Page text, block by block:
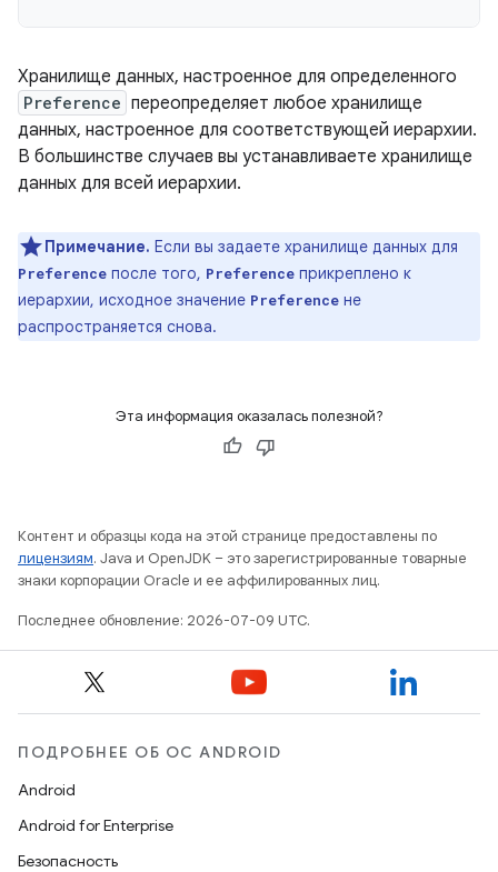
Хранилище данных, настроенное для определенного
Preference переопределяет любое хранилище
данных, настроенное для соответствующей иерархии.
В большинстве случаев вы устанавливаете хранилище
данных для всей иерархии.
Примечание. Если вы задаете хранилище данных для
Preference после того, Preference прикреплено к
иерархии, исходное значение Preference не
распространяется снова.
Эта информация оказалась полезной?
Контент и образцы кода на этой странице предоставлены по
лицензиям. Java и OpenJDK – это зарегистрированные товарные
знаки корпорации Oracle и ее аффилированных лиц.
Последнее обновление: 2026-07-09 UTC.
ПОДРОБНЕЕ ОБ ОС ANDROID
Android
Android for Enterprise
Безопасность